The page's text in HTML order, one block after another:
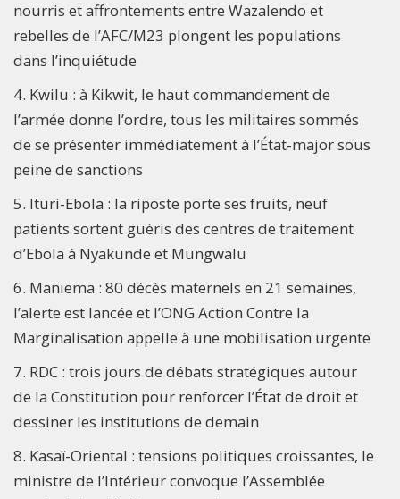
nourris et affrontements entre Wazalendo et
rebelles de l’AFC/M23 plongent les populations
dans l’inquiétude
4. Kwilu : à Kikwit, le haut commandement de
l’armée donne l’ordre, tous les militaires sommés
de se présenter immédiatement à l’État-major sous
peine de sanctions
5. Ituri-Ebola : la riposte porte ses fruits, neuf
patients sortent guéris des centres de traitement
d’Ebola à Nyakunde et Mungwalu
6. Maniema : 80 décès maternels en 21 semaines,
l’alerte est lancée et l’ONG Action Contre la
Marginalisation appelle à une mobilisation urgente
7. RDC : trois jours de débats stratégiques autour
de la Constitution pour renforcer l’État de droit et
dessiner les institutions de demain
8. Kasaï-Oriental : tensions politiques croissantes, le
ministre de l’Intérieur convoque l’Assemblée